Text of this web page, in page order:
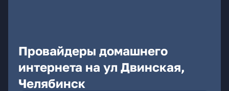
Провайдеры домашнего
интернета на ул Двинская,
Челябинск